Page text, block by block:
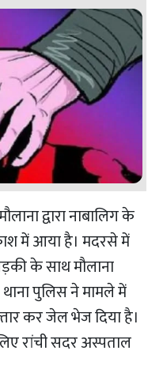
द्वारा नाबालिग के
में आया है। मदरसे में
के साथ मौलाना
पुलिस ने मामले में
कर जेल भेज दिया है।
रांची सदर अस्पताल